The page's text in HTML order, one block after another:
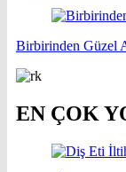
Birbirinden Güzel
EN ÇOK